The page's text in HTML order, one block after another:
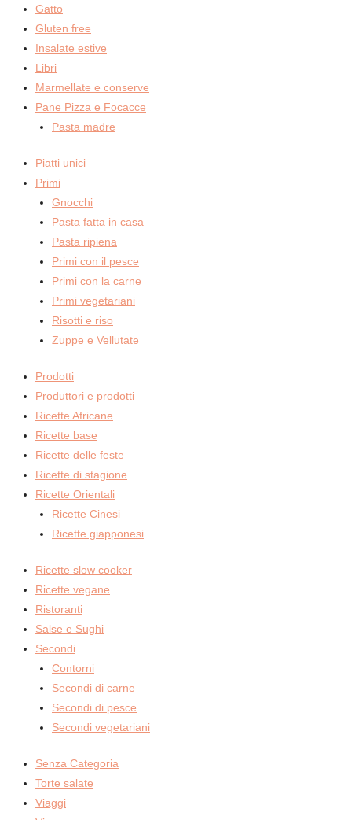
Gatto
Gluten free
Insalate estive
Libri
Marmellate e conserve
Pane Pizza e Focacce
Pasta madre
Piatti unici
Primi
Gnocchi
Pasta fatta in casa
Pasta ripiena
Primi con il pesce
Primi con la carne
Primi vegetariani
Risotti e riso
Zuppe e Vellutate
Prodotti
Produttori e prodotti
Ricette Africane
Ricette base
Ricette delle feste
Ricette di stagione
Ricette Orientali
Ricette Cinesi
Ricette giapponesi
Ricette slow cooker
Ricette vegane
Ristoranti
Salse e Sughi
Secondi
Contorni
Secondi di carne
Secondi di pesce
Secondi vegetariani
Senza Categoria
Torte salate
Viaggi